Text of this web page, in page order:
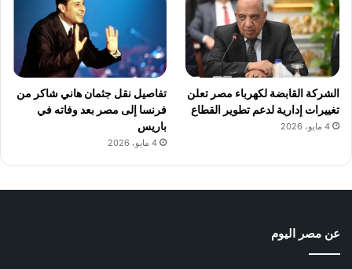
الشركة القابضة لكهرباء مصر تعلن
تغييرات إدارية لدعم تطوير القطاع
4 مايو، 2026
تفاصيل نقل جثمان هاني شاكر من
فرنسا إلى مصر بعد وفاته في
باريس
4 مايو، 2026
عن مصر اليوم